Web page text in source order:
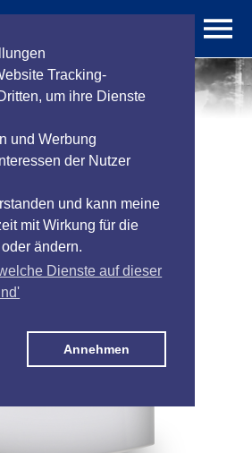
Tracking-
um ihre Dienste
und Werbung
der Nutzer
und kann meine
mit Wirkung für die
ändern.
Dienste auf dieser
Annehmen
/ Wasser ControlCenter
Sirenen / Repeater